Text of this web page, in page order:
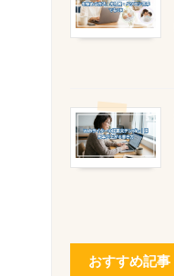
おすすめ記事